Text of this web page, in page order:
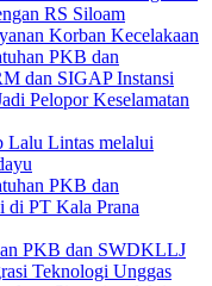
RS Siloam
Korban Kecelakaan
PKB dan
dan SIGAP Instansi
Pelopor Keselamatan
Lalu Lintas melalui
PKB dan
PT Kala Prana
PKB dan SWDKLLJ
Teknologi Unggas